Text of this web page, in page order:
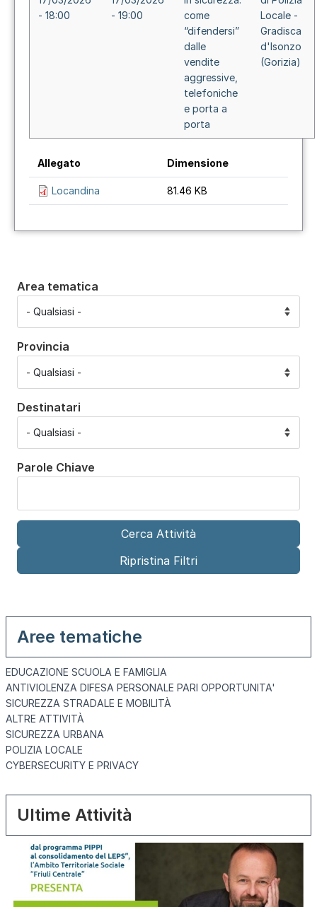
- 18:00
- 19:00
come
“difendersi”
dalle
vendite
aggressive,
telefoniche
e porta a
porta
Locale -
Gradisca
d'Isonzo
(Gorizia)
Allegato Dimensione
Locandina 81.46 KB
Area tematica
Provincia
Destinatari
Parole Chiave
Aree tematiche
EDUCAZIONE SCUOLA E FAMIGLIA
ANTIVIOLENZA DIFESA PERSONALE PARI OPPORTUNITA'
SICUREZZA STRADALE E MOBILITÀ
ALTRE ATTIVITÀ
SICUREZZA URBANA
POLIZIA LOCALE
CYBERSECURITY E PRIVACY
Ultime Attività